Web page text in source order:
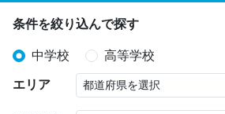
条件を絞り込んで探す
中学校 高等学校
エリア